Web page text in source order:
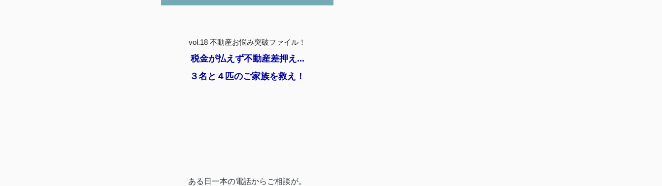
vol.18 不動産お悩み突破ファイル！
税金が払えず不動産差押え...
３名と４匹のご家族を救え！
ある日一本の電話からご相談が。